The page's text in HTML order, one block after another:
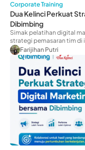
Corporate Training
Dua Kelinci Perkuat
Dibimbing
Simak pelatihan digital
strategi pemasaran tim di
Farijihan Putri